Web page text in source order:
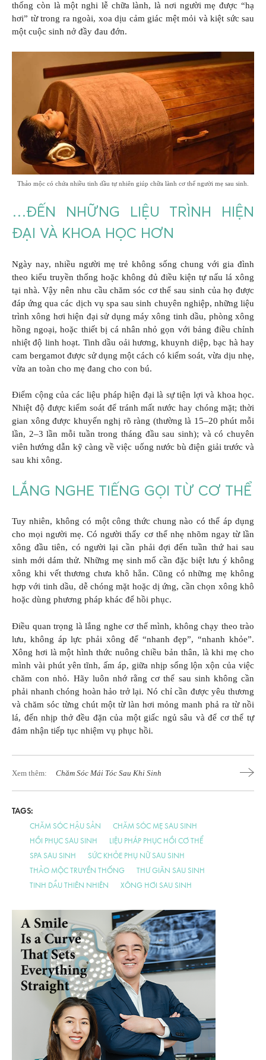
thống còn là một nghi lễ chữa lành, là nơi người mẹ được “hạ
hơi” từ trong ra ngoài, xoa dịu cảm giác mệt mỏi và kiệt sức sau
một cuộc sinh nở đầy đau đớn.
Thảo mộc có chứa nhiều tinh dầu tự nhiên giúp chữa lành cơ thể người mẹ sau sinh.
…ĐẾN NHỮNG LIỆU TRÌNH HIỆN
ĐẠI VÀ KHOA HỌC HƠN
Ngày nay, nhiều người mẹ trẻ không sống chung với gia đình
theo kiểu truyền thống hoặc không đủ điều kiện tự nấu lá xông
tại nhà. Vậy nên nhu cầu chăm sóc cơ thể sau sinh của họ được
đáp ứng qua các dịch vụ spa sau sinh chuyên nghiệp, những liệu
trình xông hơi hiện đại sử dụng máy xông tinh dầu, phòng xông
hồng ngoại, hoặc thiết bị cá nhân nhỏ gọn với bảng điều chỉnh
nhiệt độ linh hoạt. Tinh dầu oải hương, khuynh diệp, bạc hà hay
cam bergamot được sử dụng một cách có kiểm soát, vừa dịu nhẹ,
vừa an toàn cho mẹ đang cho con bú.
Điểm cộng của các liệu pháp hiện đại là sự tiện lợi và khoa học.
Nhiệt độ được kiểm soát để tránh mất nước hay chóng mặt; thời
gian xông được khuyến nghị rõ ràng (thường là 15–20 phút mỗi
lần, 2–3 lần mỗi tuần trong tháng đầu sau sinh); và có chuyên
viên hướng dẫn kỹ càng về việc uống nước bù điện giải trước và
sau khi xông.
LẮNG NGHE TIẾNG GỌI TỪ CƠ THỂ
Tuy nhiên, không có một công thức chung nào có thể áp dụng
cho mọi người mẹ. Có người thấy cơ thể nhẹ nhõm ngay từ lần
xông đầu tiên, có người lại cần phải đợi đến tuần thứ hai sau
sinh mới dám thử. Những mẹ sinh mổ cần đặc biệt lưu ý không
xông khi vết thương chưa khô hẳn. Cũng có những mẹ không
hợp với tinh dầu, dễ chóng mặt hoặc dị ứng, cần chọn xông khô
hoặc dùng phương pháp khác để hồi phục.
Điều quan trọng là lắng nghe cơ thể mình, không chạy theo trào
lưu, không áp lực phải xông để “nhanh đẹp”, “nhanh khỏe”.
Xông hơi là một hình thức nuông chiều bản thân, là khi mẹ cho
mình vài phút yên tĩnh, ấm áp, giữa nhịp sống lộn xộn của việc
chăm con nhỏ. Hãy luôn nhớ rằng cơ thể sau sinh không cần
phải nhanh chóng hoàn hảo trở lại. Nó chỉ cần được yêu thương
và chăm sóc từng chút một từ làn hơi mỏng manh phả ra từ nồi
lá, đến nhịp thở đều đặn của một giấc ngủ sâu và để cơ thể tự
đảm nhận tiếp tục nhiệm vụ phục hồi.
Xem thêm: Chăm Sóc Mái Tóc Sau Khi Sinh
TAGS:
CHĂM SÓC HẬU SẢN
CHĂM SÓC MẸ SAU SINH
HỒI PHỤC SAU SINH
LIỆU PHÁP PHỤC HỒI CƠ THỂ
SPA SAU SINH
SỨC KHỎE PHỤ NỮ SAU SINH
THẢO MỘC TRUYỀN THỐNG
THƯ GIÃN SAU SINH
TINH DẦU THIÊN NHIÊN
XÔNG HƠI SAU SINH